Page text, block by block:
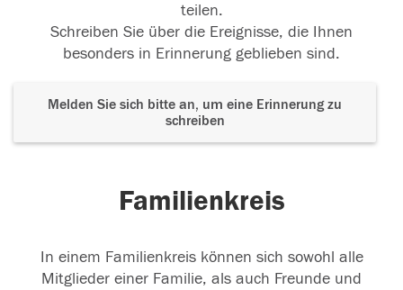
teilen.
Schreiben Sie über die Ereignisse, die Ihnen
besonders in Erinnerung geblieben sind.
Melden Sie sich bitte an, um eine Erinnerung zu
schreiben
Familienkreis
In einem Familienkreis können sich sowohl alle
Mitglieder einer Familie, als auch Freunde und